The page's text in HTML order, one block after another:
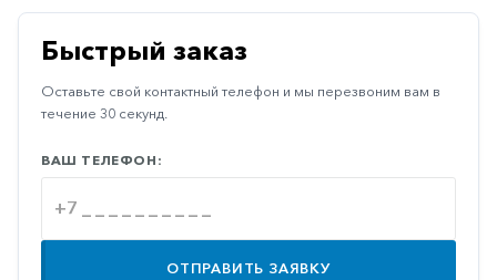
Минеральный
средства
Остеопороз
Офтальмология
Быстрый заказ
Оставьте свой контактный телефон и мы перезвоним вам в
течение 30 секунд.
ВАШ ТЕЛЕФОН:
ОТПРАВИТЬ ЗАЯВКУ